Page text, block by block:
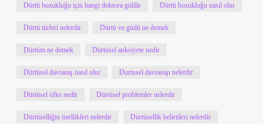
Dürtü bozukluğu için hangi doktora gidilir Dürtü bozukluğu nasıl olur
Dürtü türleri nelerdir Dürtü ve güdü ne demek
Dürtüm ne demek Dürtüsel anksiyete nedir
Dürtüsel davranış nasıl olur Durtusel davranışı nelerdir
Dürtüsel öfke nedir Dürtüsel problemler nelerdir
Dürtüselliğin özellikleri nelerdir Dürtüsellik belirtileri nelerdir